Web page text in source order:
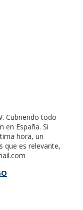
Cubriendo todo
en España. Si
hora, un
que es relevante,